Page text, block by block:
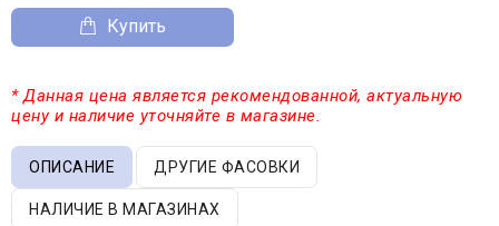
Купить
* Данная цена является рекомендованной, актуальную
цену и наличие уточняйте в магазине.
ОПИСАНИЕ ДРУГИЕ ФАСОВКИ
НАЛИЧИЕ В МАГАЗИНАХ